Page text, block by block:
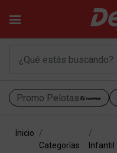
Promo Pelotas
Inicio
Categorías
Infantil